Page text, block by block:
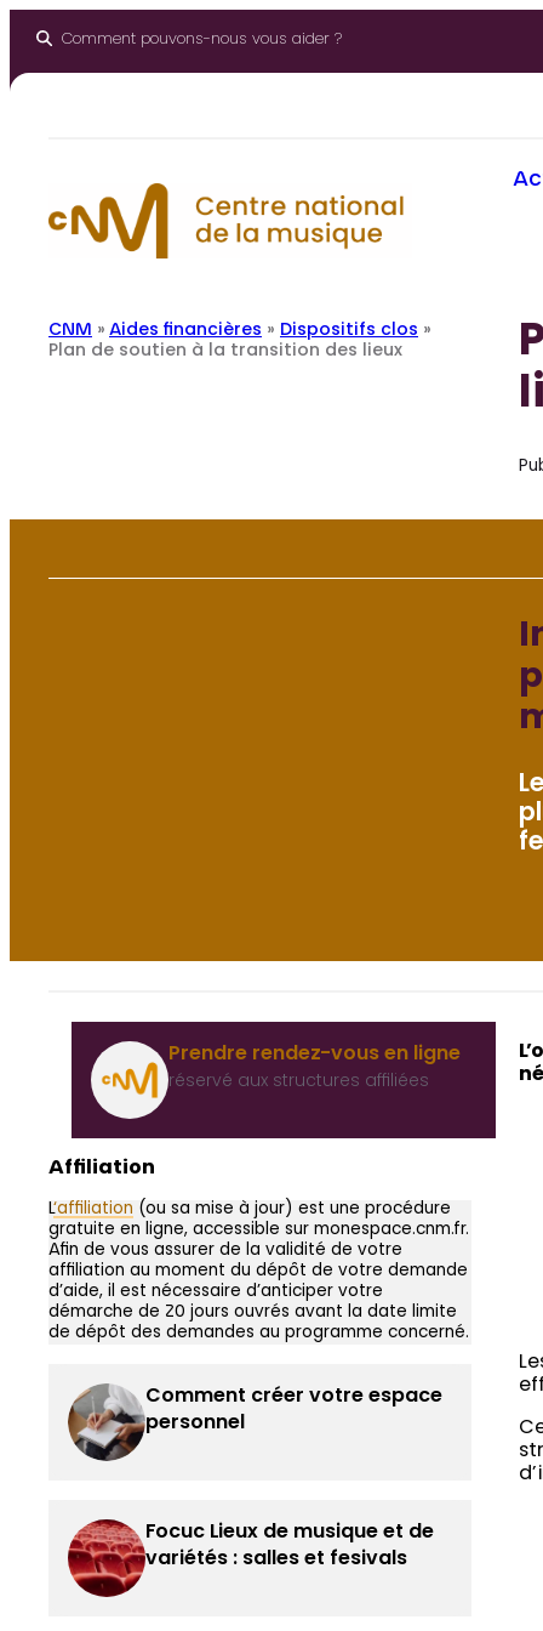
Comment pouvons-nous vous aider ?
CNM » Aides financières » Dispositifs clos »
Plan de soutien à la transition des lieux
Prendre rendez-vous en ligne
réservé aux structures affiliées
Affiliation
L‘affiliation (ou sa mise à jour) est une procédure
gratuite en ligne, accessible sur monespace.cnm.fr.
Afin de vous assurer de la validité de votre
affiliation au moment du dépôt de votre demande
d’aide, il est nécessaire d’anticiper votre
démarche de 20 jours ouvrés avant la date limite
de dépôt des demandes au programme concerné.
Comment créer votre espace
personnel
Focuc Lieux de musique et de
variétés : salles et fesivals